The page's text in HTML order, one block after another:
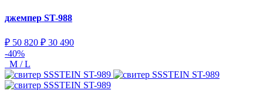
джемпер ST-988
₽ 50 820 ₽ 30 490
-40%
M / L